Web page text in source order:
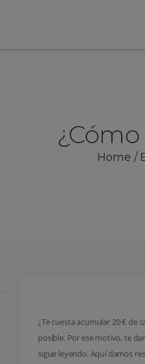
Home /
¿Te cuesta acumular 20 € de
posible. Por ese motivo, te
sigue leyendo. Aquí damos